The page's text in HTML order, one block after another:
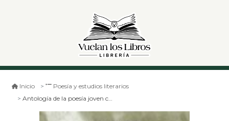
Inicio
Poesía y estudios literarios
Antología de la poesía joven chilena